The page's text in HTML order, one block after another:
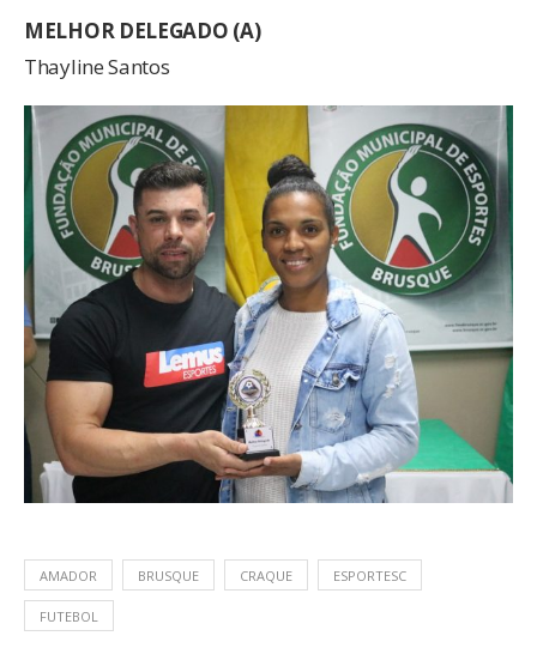
MELHOR DELEGADO (A)
Thayline Santos
AMADOR BRUSQUE CRAQUE ESPORTESC
FUTEBOL